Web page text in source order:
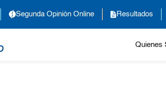
Segunda Opinión Online Resultados
Quienes